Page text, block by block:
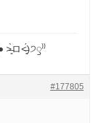
˃̶͈̀ロ˂̶͈́)੭ꠥ⁾⁾
#177805